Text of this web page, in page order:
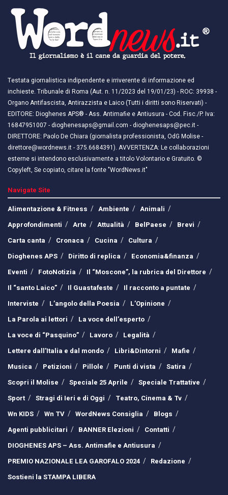
Testata giornalistica indipendente e irriverente di informazione ed
inchieste. Tribunale di Roma (Aut. n. 11/2023 del 19/01/23) - ROC: 39938 -
Organo Antifascista, Antirazzista e Laico (Tutti i diritti sono Riservati) -
EDITORE: Dioghenes APS® - Ass. Antimafie e Antiusura - Cod. Fisc./P. Iva:
16847951007 - dioghenesaps@gmail.com - dioghenesaps@pec.it - ​​
DIRETTORE: Paolo De Chiara (giornalista professionista, OdG Molise -
direttore@wordnews.it - ​​375.6684391). AVVERTENZA: Le collaborazioni
esterne si intendono esclusivamente a titolo Volontario e Gratuito. ©
Copyleft, Se copiato, citare la fonte "WordNews.it"
Navigate Site
Alimentazione & Fitness
Ambiente
Animali
Approfondimenti
Arte Attualità BelPaese
Brevi
Carta canta
Cronaca Cucina
Cultura
Dioghenes APS
Diritto di replica
Economia&finanza
Eventi
FotoNotizia
Il “Moscone”, la rubrica del Direttore
Il “santo Laico”
Il Guastafeste
Il racconto a puntate
Interviste
L’angolo della Poesia
L’Opinione
La Parola ai lettori
La voce dell’esperto
La voce di “Pasquino”
Lavoro
Legalità
Lettere dall’Italia e dal mondo
Libri&Dintorni
Mafie
Musica
Petizioni Pillole Punti di vista
Satira
Scopri il Molise
Speciale 25 Aprile
Speciale Trattative
Sport
Stragi di Ieri e di Oggi
Teatro, Cinema & Tv
Wn KIDS
Wn TV WordNews Consiglia
Blogs
Agenti pubblicitari
BANNER Elezioni
Contatti
DIOGHENES APS – Ass. Antimafie e Antiusura
PREMIO NAZIONALE LEA GAROFALO 2024
Redazione
Sostieni la STAMPA LIBERA